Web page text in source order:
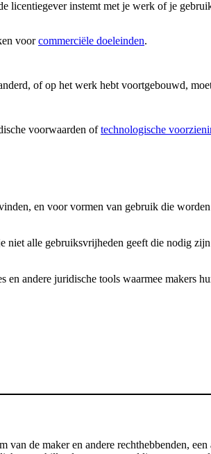
licentiegever instemt met je werk of je
voorcommerciële doeleinden.
of op het werk hebt voortgebouwd,
voorwaarden oftechnologische
en voor vormen van gebruik die worden
niet alle gebruiksvrijheden geeft die nodig
en andere juridische tools waarmee makers
de maker en andere rechthebbenden,